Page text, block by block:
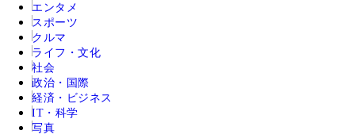
エンタメ
スポーツ
クルマ
ライフ・文化
社会
政治・国際
経済・ビジネス
IT・科学
写真